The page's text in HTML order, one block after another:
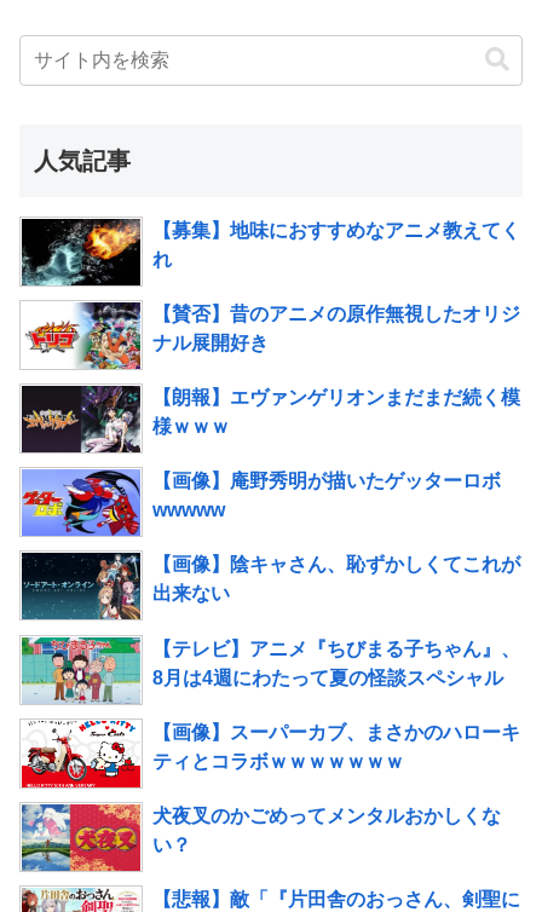
人気記事
【募集】地味におすすめなアニメ教えてく
れ
【賛否】昔のアニメの原作無視したオリジ
ナル展開好き
【朗報】エヴァンゲリオンまだまだ続く模
様ｗｗｗ
【画像】庵野秀明が描いたゲッターロボ
wwwww
【画像】陰キャさん、恥ずかしくてこれが
出来ない
【テレビ】アニメ『ちびまる子ちゃん』、
8月は4週にわたって夏の怪談スペシャル
【画像】スーパーカブ、まさかのハローキ
ティとコラボｗｗｗｗｗｗｗ
犬夜叉のかごめってメンタルおかしくな
い？
【悲報】敵「『片田舎のおっさん、剣聖に